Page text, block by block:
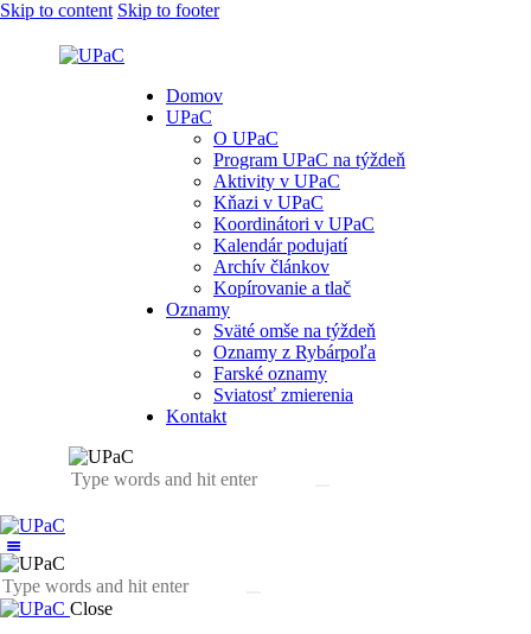
Skip to content Skip to footer
Domov
UPaC
O UPaC
Program UPaC na týždeň
Aktivity v UPaC
Kňazi v UPaC
Koordinátori v UPaC
Kalendár podujatí
Archív článkov
Kopírovanie a tlač
Oznamy
Sväté omše na týždeň
Oznamy z Rybárpoľa
Farské oznamy
Sviatosť zmierenia
Kontakt
Close